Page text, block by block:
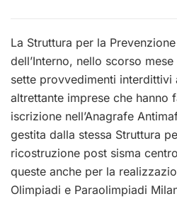
La Struttura per la
dell’Interno, nello scorso
sette provvedimenti
altrettante imprese che hanno
iscrizione nell’Anagrafe
gestita dalla stessa Struttura
ricostruzione post sisma
queste anche per la
Olimpiadi e Paraolimpiadi